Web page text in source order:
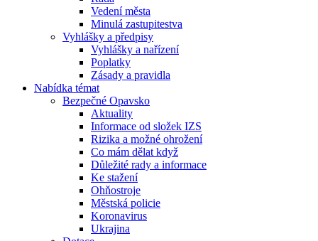
Vedení města
Minulá zastupitestva
Vyhlášky a předpisy
Vyhlášky a nařízení
Poplatky
Zásady a pravidla
Nabídka témat
Bezpečné Opavsko
Aktuality
Informace od složek IZS
Rizika a možné ohrožení
Co mám dělat když
Důležité rady a informace
Ke stažení
Ohňostroje
Městská policie
Koronavirus
Ukrajina